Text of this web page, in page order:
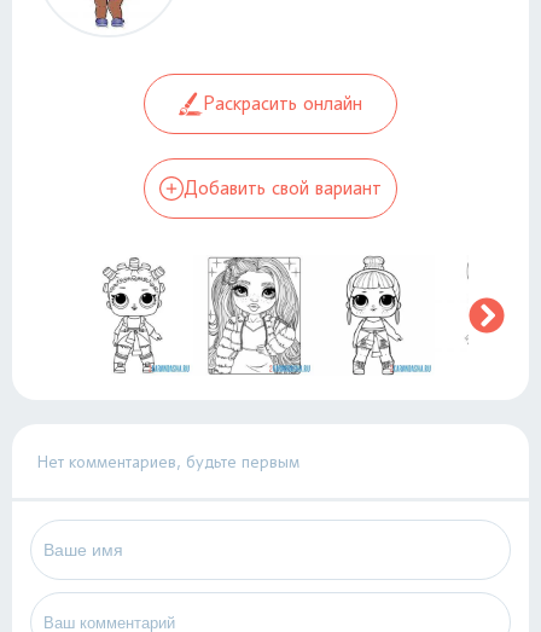
Раскрасить онлайн
Добавить свой вариант
Нет комментариев, будьте первым